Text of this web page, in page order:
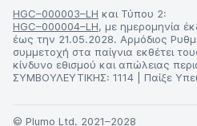
HGC–000003–LH και Τύπου 2:
HGC–000004–LH, με ημερομηνία
έως την 21.05.2028. Αρμόδιος
συμμετοχή στα παίγνια εκθέτει
κίνδυνο εθισμού και απώλειας
ΣΥΜΒΟΥΛΕΥΤΙΚΗΣ: 1114 | Παίξε
© Plumo Ltd. 2021–2028